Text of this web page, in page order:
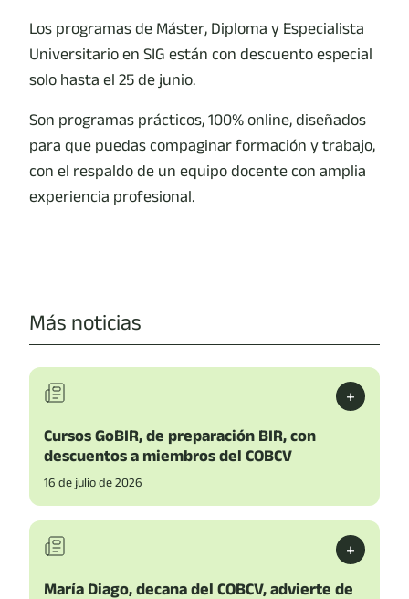
Los programas de Máster, Diploma y Especialista
Universitario en SIG están con descuento especial
solo hasta el 25 de junio.
Son programas prácticos, 100% online, diseñados
para que puedas compaginar formación y trabajo,
con el respaldo de un equipo docente con amplia
experiencia profesional.
Más noticias
+
Cursos GoBIR, de preparación BIR, con
descuentos a miembros del COBCV
16 de julio de 2026
+
María Diago, decana del COBCV, advierte de